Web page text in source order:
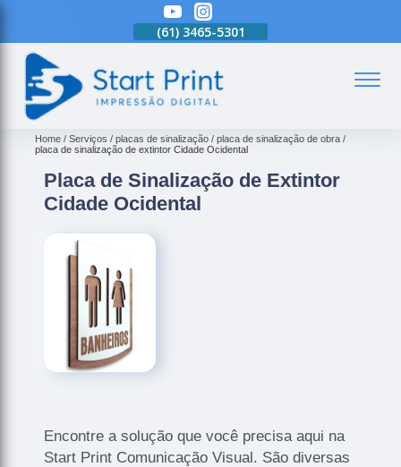
(61) 3465-5301
Home Serviços placas de sinalização
placa de sinalização de obra
placa de sinalização de extintor Cidade Ocidental
Placa de Sinalização de Extintor
Cidade Ocidental
Encontre a solução que você precisa aqui na
Start Print Comunicação Visual. São diversas